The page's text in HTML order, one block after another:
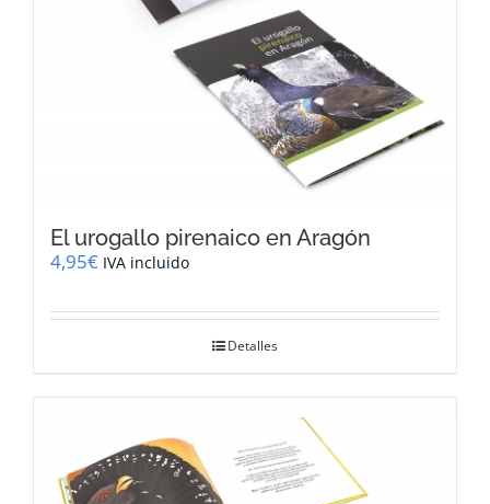
El urogallo pirenaico en Aragón
4,95€ IVA incluido
Detalles